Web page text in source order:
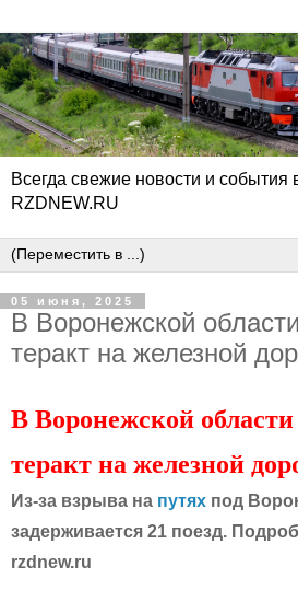
Всегда свежие новости и
RZDNEW.RU
05 июня, 2025
В Воронежской
теракт на железной
В Воронежской
теракт на железной
Из-за взрыва на путях под
задерживается 21 поезд.
rzdnew.ru